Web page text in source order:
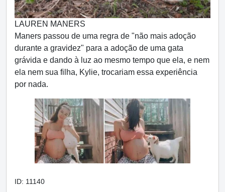
LAUREN MANERS
Maners passou de uma regra de "não mais adoção
durante a gravidez" para a adoção de uma gata
grávida e dando à luz ao mesmo tempo que ela, e nem
ela nem sua filha, Kylie, trocariam essa experiência
por nada.
ID: 11140